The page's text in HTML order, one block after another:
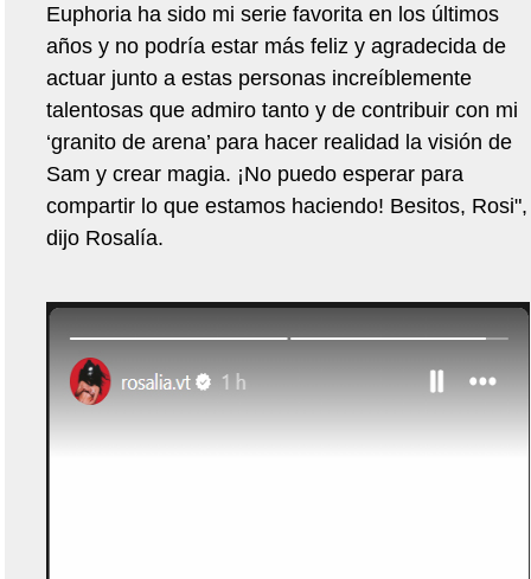
Euphoria ha sido mi serie favorita en los últimos
años y no podría estar más feliz y agradecida de
actuar junto a estas personas increíblemente
talentosas que admiro tanto y de contribuir con mi
‘granito de arena’ para hacer realidad la visión de
Sam y crear magia. ¡No puedo esperar para
compartir lo que estamos haciendo! Besitos, Rosi",
dijo Rosalía.